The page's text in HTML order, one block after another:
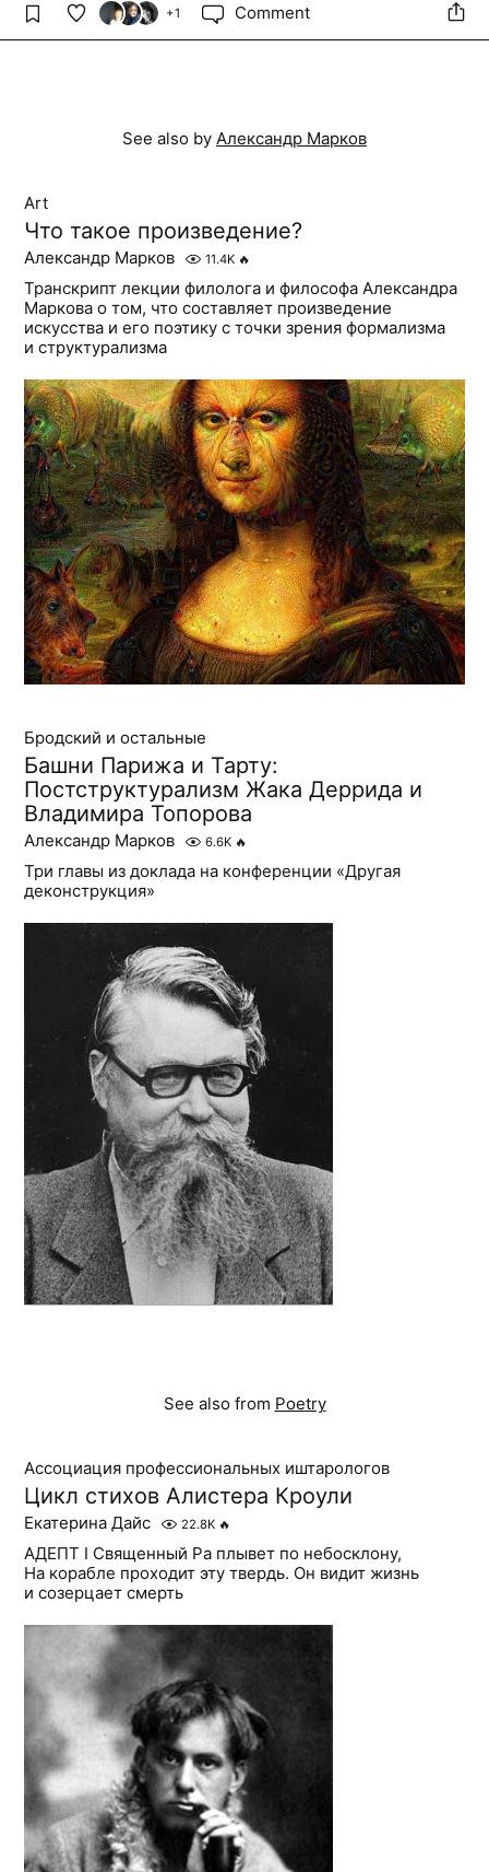
+1 Comment
See also by Александр Марков
Art
Что такое произведение?
Александр Марков 11.4K 🔥
Транскрипт лекции филолога и философа Александра
Маркова о том, что составляет произведение
искусства и его поэтику с точки зрения формализма
и структурализма
Бродский и остальные
Башни Парижа и Тарту:
Постструктурализм Жака Деррида и
Владимира Топорова
Александр Марков 6.6K 🔥
Три главы из доклада на конференции «Другая
деконструкция»
See also from Poetry
Ассоциация профессиональных иштарологов
Цикл стихов Алистера Кроули
Екатерина Дайс 22.8K 🔥
АДЕПТ I Священный Ра плывет по небосклону,
На корабле проходит эту твердь. Он видит жизнь
и созерцает смерть